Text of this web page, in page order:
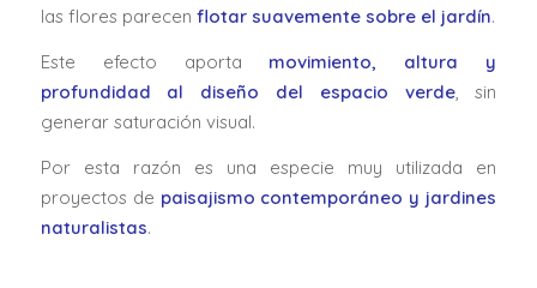
las flores parecen flotar suavemente sobre el jardín.
Este efecto aporta movimiento, altura y
profundidad al diseño del espacio verde, sin
generar saturación visual.
Por esta razón es una especie muy utilizada en
proyectos de paisajismo contemporáneo y jardines
naturalistas.